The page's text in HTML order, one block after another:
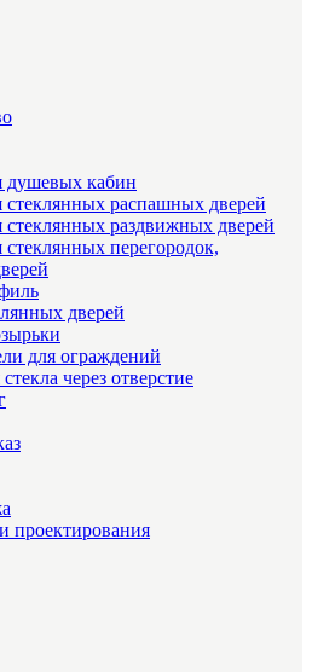
душевых кабин
распашных дверей
раздвижных дверей
перегородок,
дверей
для ограждений
через отверстие
проектирования